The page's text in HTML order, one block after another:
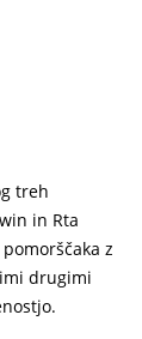
treh
in Rta
z
drugimi